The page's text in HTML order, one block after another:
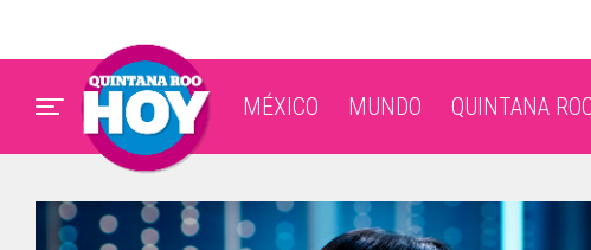
MÉXICO MUNDO QUINTANA